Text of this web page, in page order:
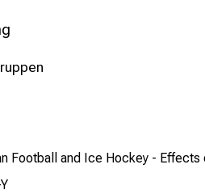
Football and Ice Hockey -